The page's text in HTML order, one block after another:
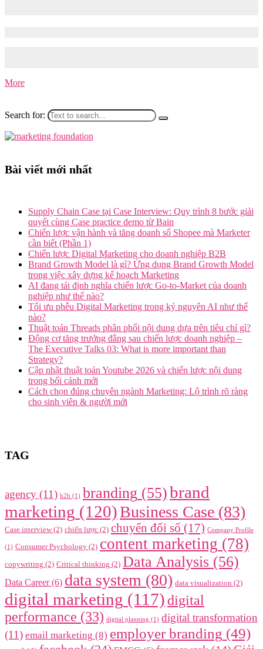
More
Search for:
Bài viết mới nhất
Supply Chain Case tại Case Interview: Quy trình 8 bước giải
quyết cùng Case practice demo từ Bain
Chiến lược vận hành và tăng doanh số Shopee mà Marketer
cần biết (Phần 1)
Chiến lược Digital Marketing cho doanh nghiệp B2B
Brand Growth Model là gì? Ứng dụng Brand Growth Model
trong việc xây dựng kế hoạch Marketing
AI đang tái định nghĩa chiến lược Go-to-Market của doanh
nghiệp như thế nào?
Tối ưu phễu Digital Marketing trong kỷ nguyên AI như thế
nào?
Thuật toán Threads phân phối nội dung dựa trên tiêu chí gì?
Động cơ tăng trưởng đằng sau chiến lược doanh nghiệp –
The Executive Talks 03: What is more important than
Strategy?
Cập nhật thuật toán Youtube 2026 và chiến lược nội dung
trong bối cảnh mới
Cách chọn đúng chuyên ngành Marketing: Lộ trình rõ ràng
cho sinh viên & người mới
TAG
agency (11) b2b (1) branding (55)brand
marketing (120)Business Case (83)
Case interview(2) chiến lược (2) chuyển đổi số (17) Company Profile
(1) Consumer Psychology (2) content marketing (78)
copywriting (2) Critical thinking (2) Data Analysis (56)
Data Career(6) data system (80) data visualization (2)
digital marketing (117) digital
performance (33) digital planning (1) digital transformation
(11) email marketing (8) employer branding (49)